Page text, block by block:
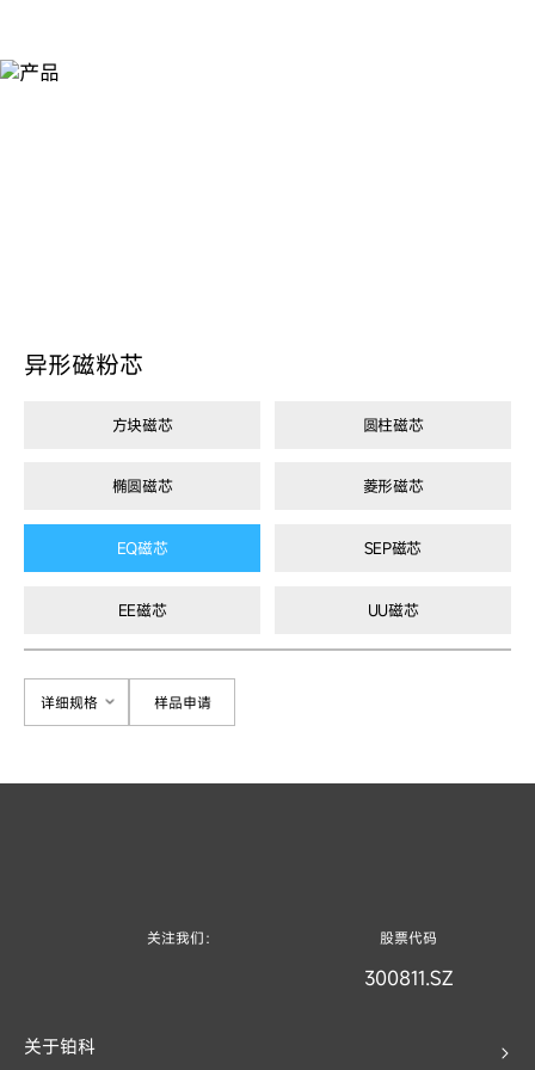
异形磁粉芯
方块磁芯 圆柱磁芯
椭圆磁芯 菱形磁芯
EQ磁芯 SEP磁芯
EE磁芯 UU磁芯
详细规格 样品申请
关注我们： 股票代码
300811.SZ
关于铂科